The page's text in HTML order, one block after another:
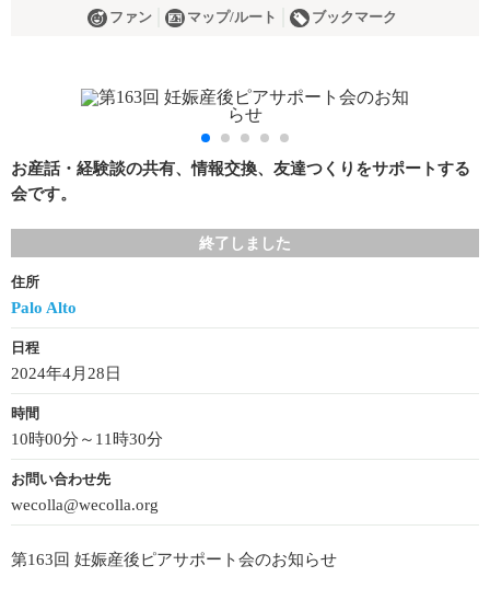
ファン マップ/ルート ブックマーク
お産話・経験談の共有、情報交換、友達つくりをサポートする
会です。
終了しました
住所
Palo Alto
日程
2024年4月28日
時間
10時00分～11時30分
お問い合わせ先
wecolla@wecolla.org
第163回 ︎︎︎︎︎妊娠産後ピアサポート会のお知らせ